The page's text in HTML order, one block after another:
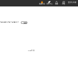
收藏本站 创作中心 收藏 充值
登录 |注册
复制
0.00艺币